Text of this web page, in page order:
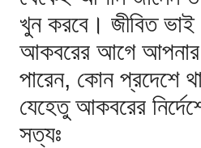
খুন করবে। জীবিত
আকবরের আগে আপনার
পারেন, কোন প্রদেশে
যেহেতু আকবরের
সত্যঃ